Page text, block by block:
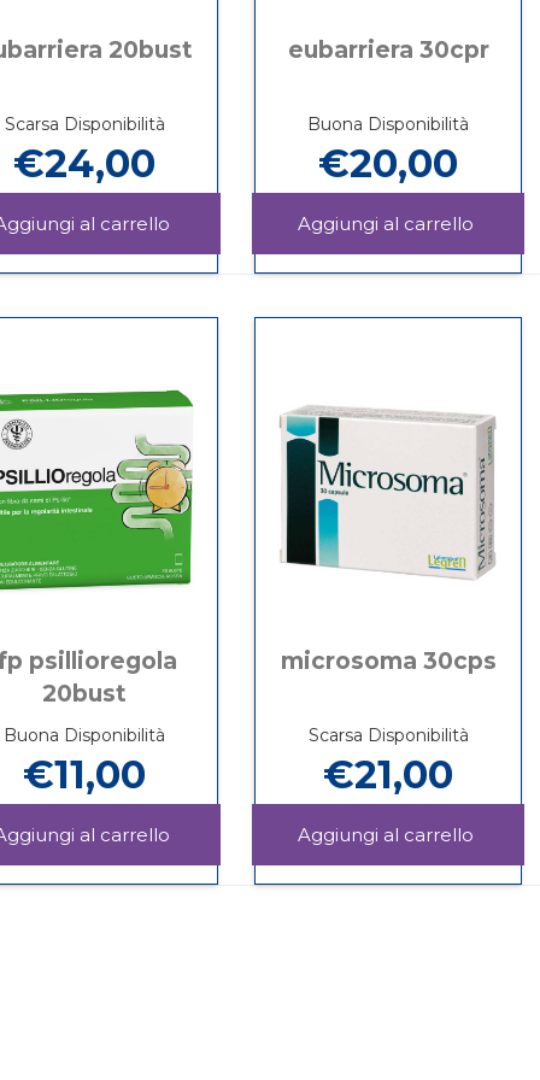
20bust
Scarsa Disponibilità
€24,00
Aggiungi EUBARRIERA
carrello
Informazioni
su EUBARRIERA
eubarriera 30cpr
Buona Disponibilità
€20,00
carrello
Informazioni
su EUBARRIERA
psillioregola
20bust
Buona Disponibilità
€11,00
20BUST al
Informazioni
su LFP
microsoma 30cps
Scarsa Disponibilità
€21,00
carrello
Informazioni
su MICROSOMA